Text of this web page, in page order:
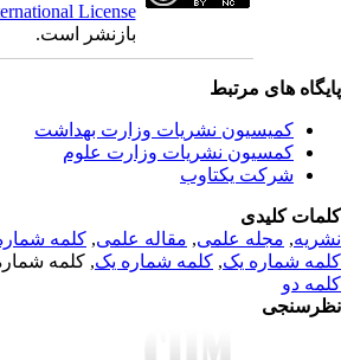
License
بازنشر است.
های مرتبط
کمیسیون نشریات وزارت بهداشت
کمسیون نشریات وزارت علوم
شرکت یکتاوب
کلیدی
,مجله علمی, مقاله علمی, کلمه شماره
شماره یک,کلمه شماره یک, کلمه شماره
دو